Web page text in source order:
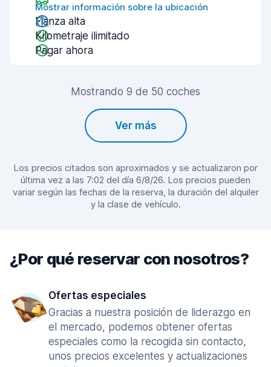
Mostrar información sobre la ubicación
Fianza alta
Kilometraje ilimitado
Pagar ahora
Mostrando 9 de 50 coches
Ver más
Los precios citados son aproximados y se actualizaron por
última vez a las 7:02 del día 6/8/26. Los precios pueden
variar según las fechas de la reserva, la duración del alquiler
y la clase de vehículo.
¿Por qué reservar con nosotros?
Ofertas especiales
Gracias a nuestra posición de liderazgo en
el mercado, podemos obtener ofertas
especiales como la recogida sin contacto,
unos precios excelentes y actualizaciones